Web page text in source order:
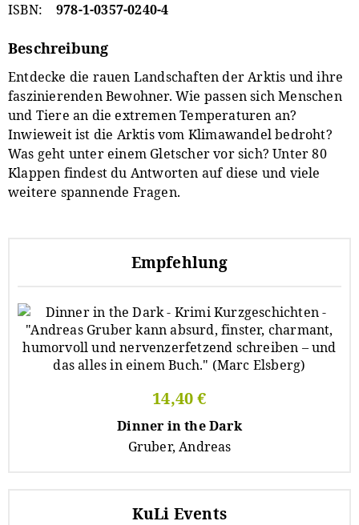
ISBN
978-1-0357-0240-4
Beschreibung
Entdecke die rauen Landschaften der Arktis und ihre
faszinierenden Bewohner. Wie passen sich Menschen
und Tiere an die extremen Temperaturen an?
Inwieweit ist die Arktis vom Klimawandel bedroht?
Was geht unter einem Gletscher vor sich? Unter 80
Klappen findest du Antworten auf diese und viele
weitere spannende Fragen.
Empfehlung
14,40 €
Dinner in the Dark
Gruber, Andreas
KuLi Events